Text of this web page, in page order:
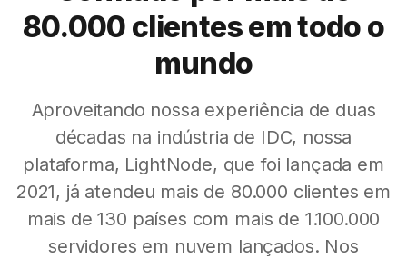
80.000 clientes em todo o
mundo
Aproveitando nossa experiência de duas
décadas na indústria de IDC, nossa
plataforma, LightNode, que foi lançada em
2021, já atendeu mais de 80.000 clientes em
mais de 130 países com mais de 1.100.000
servidores em nuvem lançados. Nos